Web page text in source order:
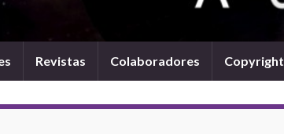
Revistas Colaboradores Copyright